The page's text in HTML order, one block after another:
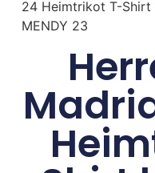
24 Heimtrikot T-
MENDY 23